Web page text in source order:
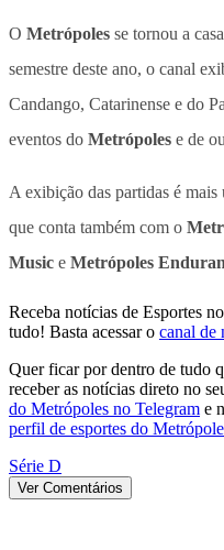
O Metrópoles se tornou a
semestre deste ano, o canal
Candango, Catarinense e do
eventos do Metrópoles e de
A exibição das partidas é mais
que conta também com o
Music e Metrópoles
Receba notícias de Esportes
tudo! Basta acessar o canal de
Quer ficar por dentro de tudo
receber as notícias direto no
do Metrópoles no Telegram e
perfil de esportes do
Série D
Ver Comentários